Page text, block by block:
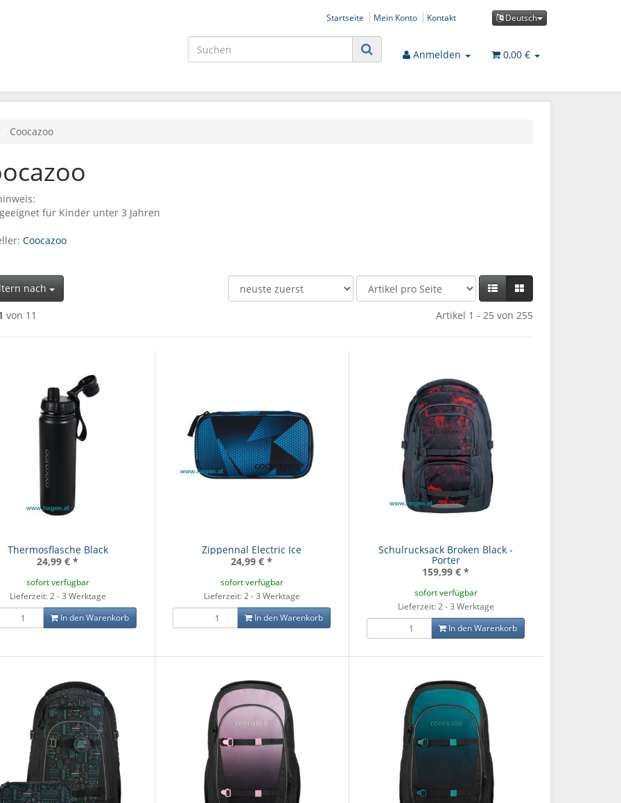
Deutsch
Startseite Mein Konto Kontakt
Anmelden 0,00 €
Coocazoo
für Kinder unter 3 Jahren
Coocazoo
nach
von 11 Artikel 1 - 25 von 255
Thermosflasche Black
24,99 € *
sofort verfügbar
Lieferzeit: 2 - 3 Werktage
In den Warenkorb
Zippennal Electric Ice
24,99 € *
sofort verfügbar
Lieferzeit: 2 - 3 Werktage
In den Warenkorb
Schulrucksack Broken Black -
Porter
159,99 € *
sofort verfügbar
Lieferzeit: 2 - 3 Werktage
In den Warenkorb